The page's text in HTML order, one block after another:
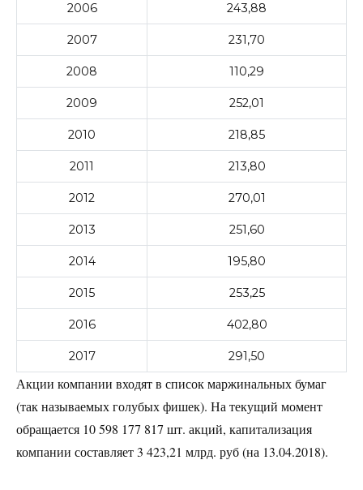
2006 243,88
2007 231,70
2008 110,29
2009 252,01
2010 218,85
2011 213,80
2012 270,01
2013 251,60
2014 195,80
2015 253,25
2016 402,80
2017 291,50
Акции компании входят в список маржинальных бумаг
(так называемых голубых фишек). На текущий момент
обращается 10 598 177 817 шт. акций, капитализация
компании составляет 3 423,21 млрд. руб (на 13.04.2018).